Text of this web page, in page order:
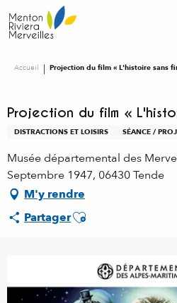
au
contenu
Accueil Projection du film « L'histoire sans
Projection du film «
DISTRACTIONS ET LOISIRS SÉANCE /
Musée départemental des
Septembre 1947, 06430 Tende
M'y rendre
PartagerAjouter aux favoris